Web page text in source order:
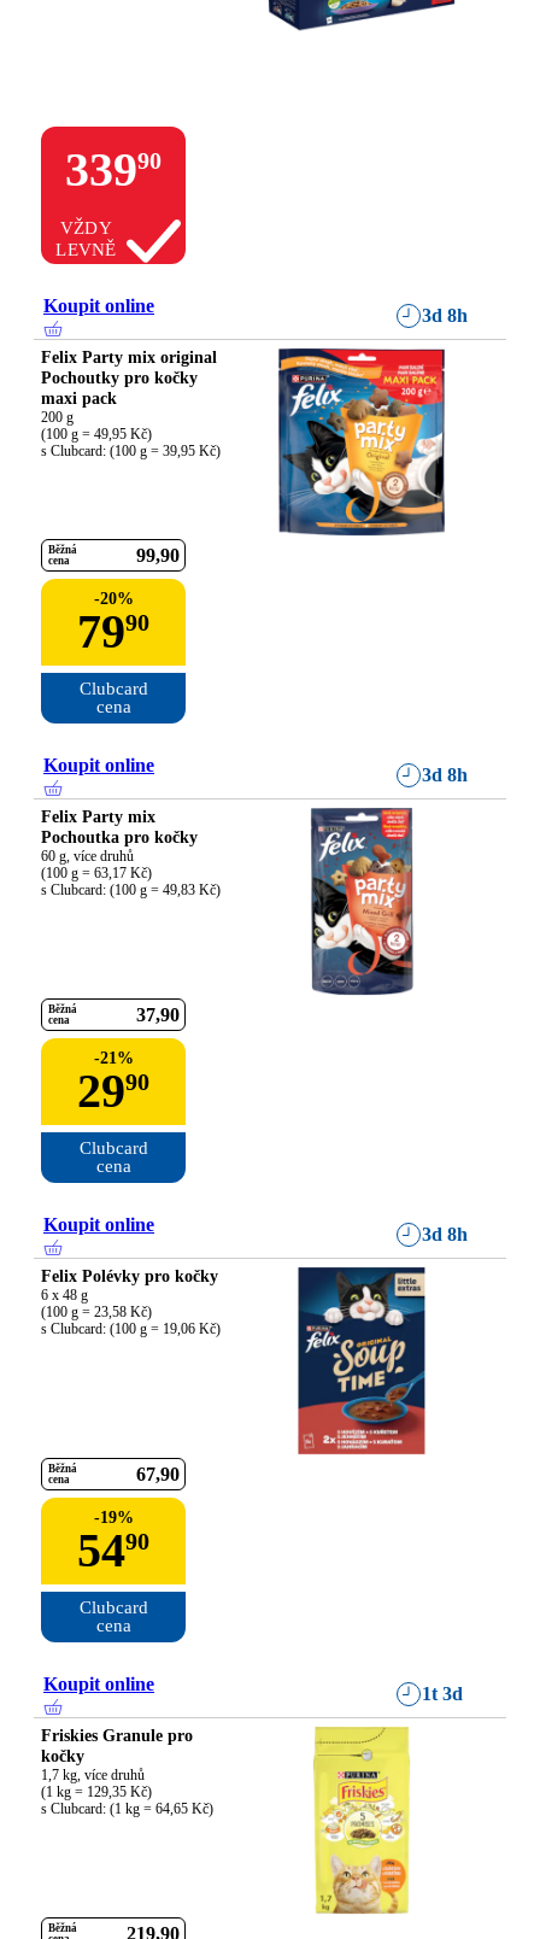
33990
VŽDY
LEVNĚ
Koupit online 3d 8h
Felix Party mix original
Pochoutky pro kočky
maxi pack
200 g
(100 g = 49,95 Kč)
s Clubcard: (100 g = 39,95 Kč)
Běžná
cena
99 90
-20%
7990
Clubcard
cena
Koupit online 3d 8h
Felix Party mix
Pochoutka pro kočky
60 g, více druhů
(100 g = 63,17 Kč)
s Clubcard: (100 g = 49,83 Kč)
Běžná
cena
37 90
-21%
2990
Clubcard
cena
Koupit online 3d 8h
Felix Polévky pro kočky
6 x 48 g
(100 g = 23,58 Kč)
s Clubcard: (100 g = 19,06 Kč)
Běžná
cena
67 90
-19%
5490
Clubcard
cena
Koupit online 1t 3d
Friskies Granule pro
kočky
1,7 kg, více druhů
(1 kg = 129,35 Kč)
s Clubcard: (1 kg = 64,65 Kč)
Běžná
219 90